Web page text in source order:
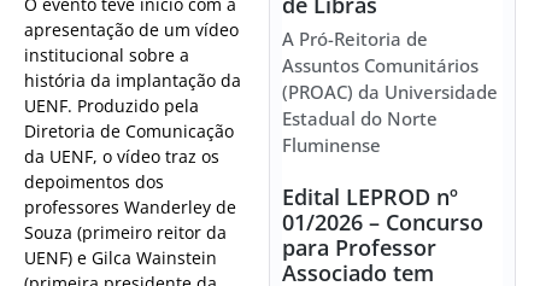
apresentação de um vídeo
institucional sobre a
história da implantação da
UENF. Produzido pela
Diretoria de Comunicação
da UENF, o vídeo traz os
depoimentos dos
professores Wanderley de
Souza (primeiro reitor da
UENF) e Gilca Wainstein
A Pró-Reitoria de
Assuntos Comunitários
(PROAC) da Universidade
Estadual do Norte
Fluminense
Edital LEPROD nº
01/2026 – Concurso
para Professor
Associado tem